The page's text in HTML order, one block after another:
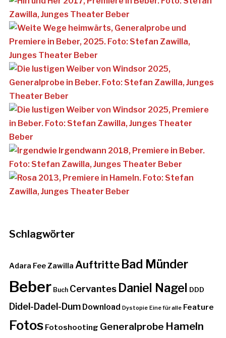
Schlagwörter
Adara Fee Zawilla Auftritte Bad Münder
Beber Buch Cervantes Daniel Nagel DDD
Didel-Dadel-Dum Download Dystopie Eine für alle Feature
Fotos Fotoshooting Generalprobe Hameln